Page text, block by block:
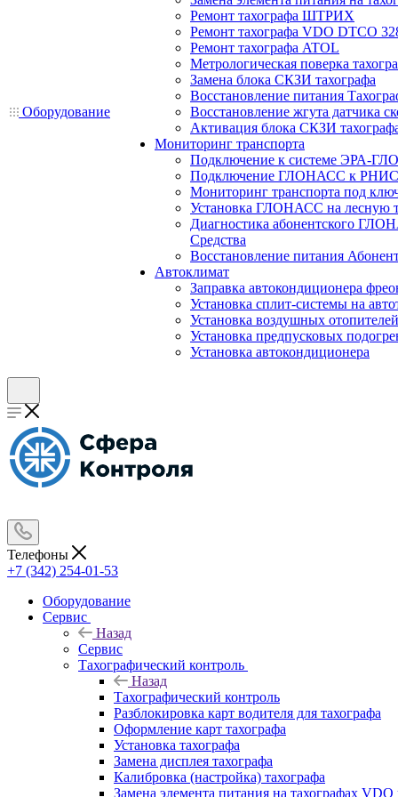
Оборудование
Ремонт тахографа ШТРИХ
Ремонт тахографа VDO DTCO
Ремонт тахографа ATOL
Метрологическая поверка
Замена блока СКЗИ тахографа
Восстановление питания
Восстановление жгута датчика
Активация блока СКЗИ
Мониторинг транспорта
Подключение к системе ЭРА-
Подключение ГЛОНАСС к
Мониторинг транспорта под
Установка ГЛОНАСС на лесную
Диагностика абонентского
Средства
Восстановление питания
Автоклимат
Заправка автокондиционера
Установка сплит-системы на
Установка воздушных
Установка предпусковых
Установка автокондиционера
Телефоны
+7 (342) 254-01-53
Оборудование
Сервис
Назад
Сервис
Тахографический контроль
Назад
Тахографический контроль
Разблокировка карт водителя для тахографа
Оформление карт тахографа
Установка тахографа
Замена дисплея тахографа
Калибровка (настройка) тахографа
Замена элемента питания на тахографах